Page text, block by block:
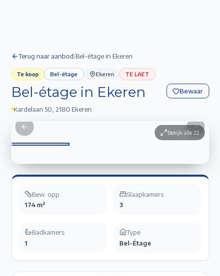
Terug naar aanbod/Bel-étage in Ekeren
Te koop Bel-étage Ekeren TE LAET
Bel-étage in Ekeren Bewaar
Kardelaan 50 ,2180 Ekeren
Previous slide Next
Bekijk alle 22
Bew. opp.
174 m²
Slaapkamers
3
Badkamers
1
Type
Bel-Étage